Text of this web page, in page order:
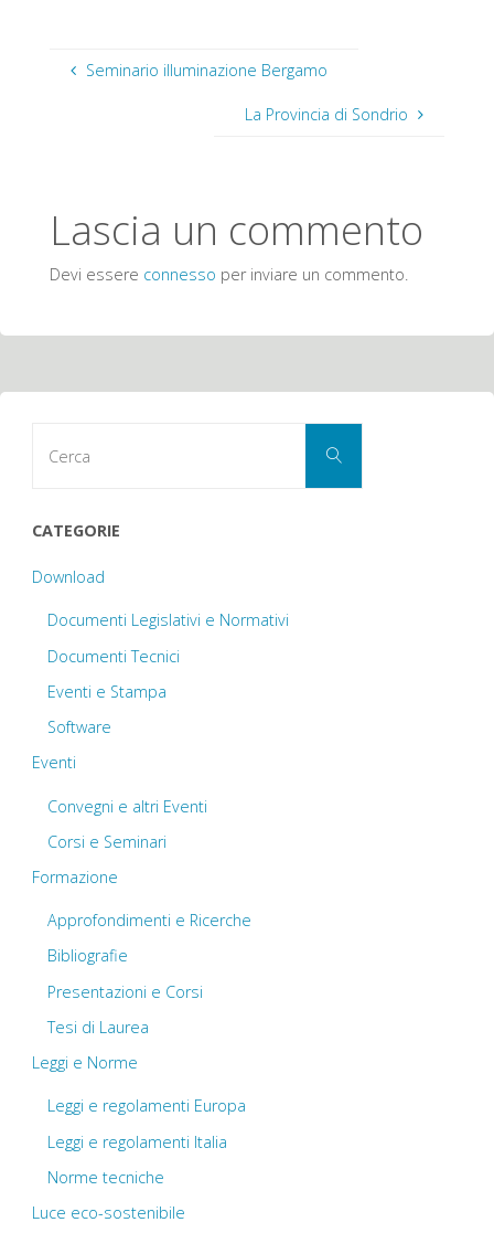
Seminario illuminazione Bergamo
La Provincia di Sondrio
Lascia un commento
Devi essere connesso per inviare un commento.
Cerca
CATEGORIE
Download
Documenti Legislativi e Normativi
Documenti Tecnici
Eventi e Stampa
Software
Eventi
Convegni e altri Eventi
Corsi e Seminari
Formazione
Approfondimenti e Ricerche
Bibliografie
Presentazioni e Corsi
Tesi di Laurea
Leggi e Norme
Leggi e regolamenti Europa
Leggi e regolamenti Italia
Norme tecniche
Luce eco-sostenibile